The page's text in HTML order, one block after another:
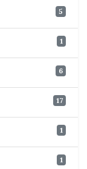
5
1
6
17
1
1